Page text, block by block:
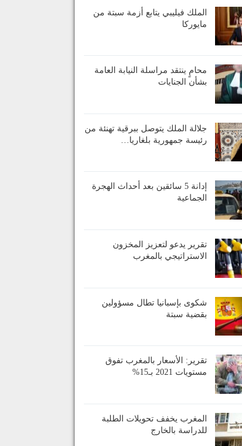
الملك فيليبي يتابع أزمة سبتة من
مايوركا
محامٍ ينتقد مراسلة النيابة العامة
بشأن الجنايات
جلالة الملك يتوصل ببرقية تهنئة من
رئيسة جمهورية بلغاريا…
إدانة 5 سائقين بعد أحداث الهجرة
الجماعية
تقرير يدعو لتعزيز المخزون
الاستراتيجي بالمغرب
شكوى بإسبانيا تطال مسؤولين
بقضية سبتة
تقرير: الأسعار بالمغرب تفوق
مستويات 2021 بـ15%
المغرب يخفف تحويلات الطلبة
للدراسة بالخارج